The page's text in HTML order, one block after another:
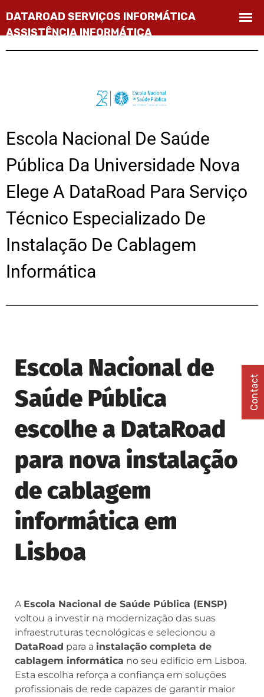
Escola Nacional De Saúde
Pública Da Universidade Nova
Elege A DataRoad Para Serviço
Técnico Especializado De
Instalação De Cablagem
Informática
Escola Nacional de
Saúde Pública
escolhe a DataRoad
para nova instalação
de cablagem
informática em
Lisboa
A Escola Nacional de Saúde Pública (ENSP)
voltou a investir na modernização das suas
infraestruturas tecnológicas e selecionou a
DataRoad para a instalação completa de
cablagem informática no seu edifício em Lisboa.
Esta escolha reforça a confiança em soluções
profissionais de rede capazes de garantir maior
Contact